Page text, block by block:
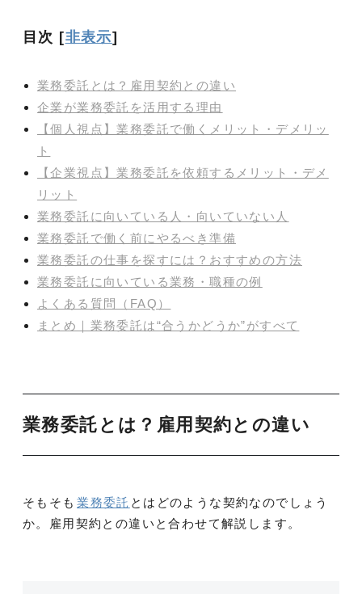
目次 [非表示]
業務委託とは？雇用契約との違い
企業が業務委託を活用する理由
【個人視点】業務委託で働くメリット・デメリッ
ト
【企業視点】業務委託を依頼するメリット・デメ
リット
業務委託に向いている人・向いていない人
業務委託で働く前にやるべき準備
業務委託の仕事を探すには？おすすめの方法
業務委託に向いている業務・職種の例
よくある質問（FAQ）
まとめ｜業務委託は“合うかどうか”がすべて
業務委託とは？雇用契約との違い
そもそも 業務委託 とはどのような契約なのでしょう
か。雇用契約との違いと合わせて解説します。